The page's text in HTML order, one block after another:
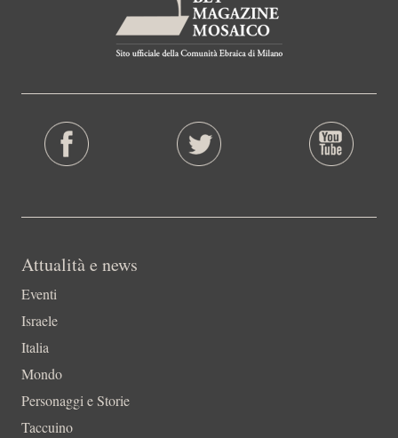
Attualità e news
Eventi
Israele
Italia
Mondo
Personaggi e Storie
Taccuino